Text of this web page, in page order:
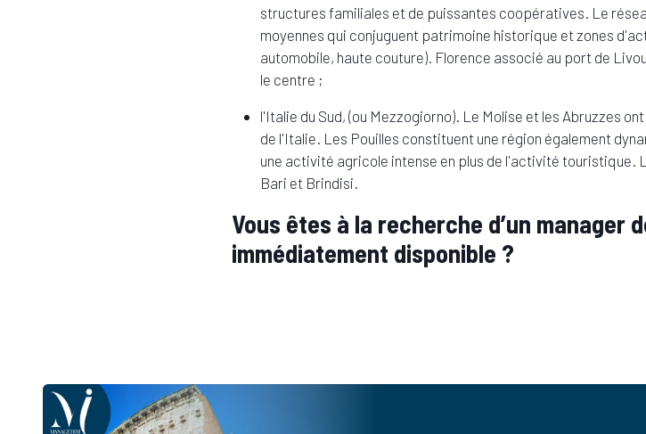
structures familiales et de puissantes coopératives. Le
moyennes qui conjuguent patrimoine historique et zones
automobile, haute couture). Florence associé au port de
le centre ;
l'Italie du Sud, (ou Mezzogiorno). Le Molise et les Abruzzes
de l'Italie. Les Pouilles constituent une région également
une activité agricole intense en plus de l'activité touristique.
Bari et Brindisi.
Vous êtes à la recherche d’un manager
immédiatement disponible ?